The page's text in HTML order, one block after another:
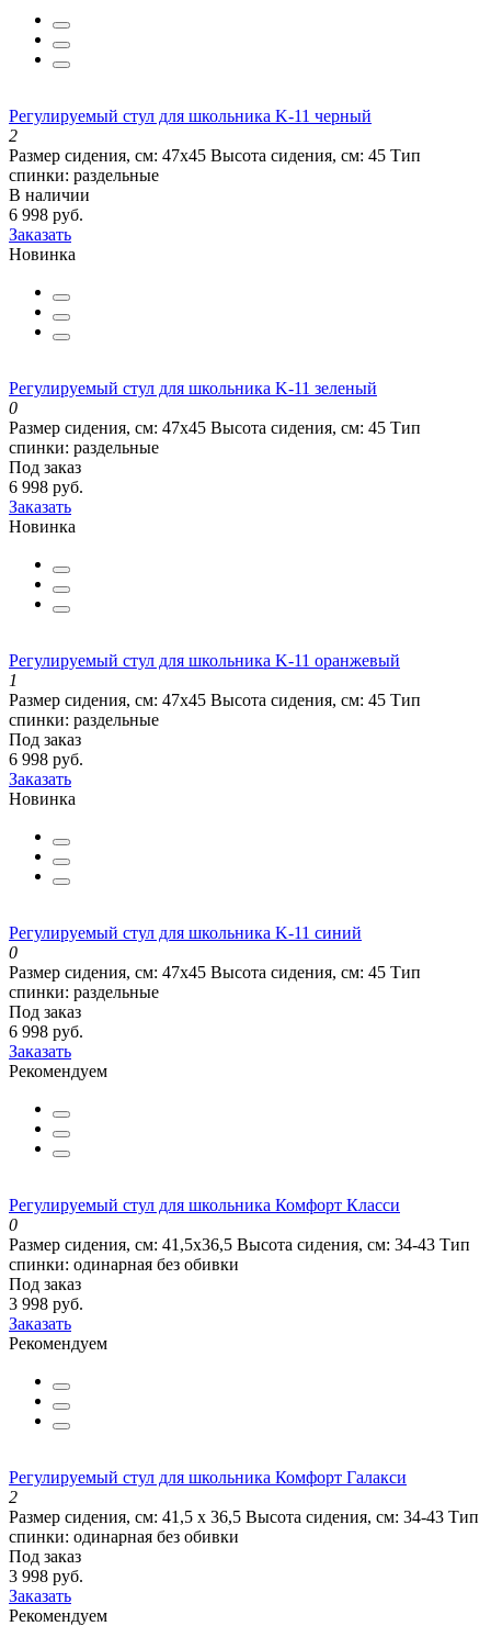
Регулируемый стул для школьника K-11 черный
2
Размер сидения, см: 47х45 Высота сидения, см: 45 Тип
спинки: раздельные
В наличии
6 998 руб.
Заказать
Новинка
Регулируемый стул для школьника K-11 зеленый
0
Размер сидения, см: 47х45 Высота сидения, см: 45 Тип
спинки: раздельные
Под заказ
6 998 руб.
Заказать
Новинка
Регулируемый стул для школьника K-11 оранжевый
1
Размер сидения, см: 47х45 Высота сидения, см: 45 Тип
спинки: раздельные
Под заказ
6 998 руб.
Заказать
Новинка
Регулируемый стул для школьника K-11 синий
0
Размер сидения, см: 47х45 Высота сидения, см: 45 Тип
спинки: раздельные
Под заказ
6 998 руб.
Заказать
Рекомендуем
Регулируемый стул для школьника Комфорт Класси
0
Размер сидения, см: 41,5x36,5 Высота сидения, см: 34-43 Тип
спинки: одинарная без обивки
Под заказ
3 998 руб.
Заказать
Рекомендуем
Регулируемый стул для школьника Комфорт Галакси
2
Размер сидения, см: 41,5 х 36,5 Высота сидения, см: 34-43 Тип
спинки: одинарная без обивки
Под заказ
3 998 руб.
Заказать
Рекомендуем